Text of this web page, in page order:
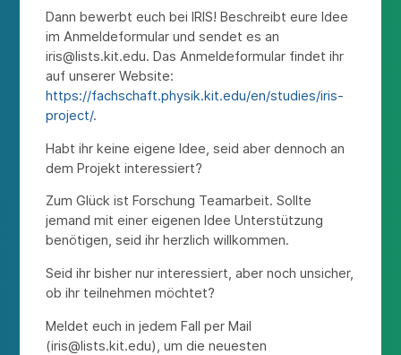
Dann bewerbt euch bei IRIS! Beschreibt eure Idee
im Anmeldeformular und sendet es an
iris@lists.kit.edu. Das Anmeldeformular findet ihr
auf unserer Website:
https://fachschaft.physik.kit.edu/en/studies/iris-
project/.
Habt ihr keine eigene Idee, seid aber dennoch an
dem Projekt interessiert?
Zum Glück ist Forschung Teamarbeit. Sollte
jemand mit einer eigenen Idee Unterstützung
benötigen, seid ihr herzlich willkommen.
Seid ihr bisher nur interessiert, aber noch unsicher,
ob ihr teilnehmen möchtet?
Meldet euch in jedem Fall per Mail
(iris@lists.kit.edu), um die neuesten